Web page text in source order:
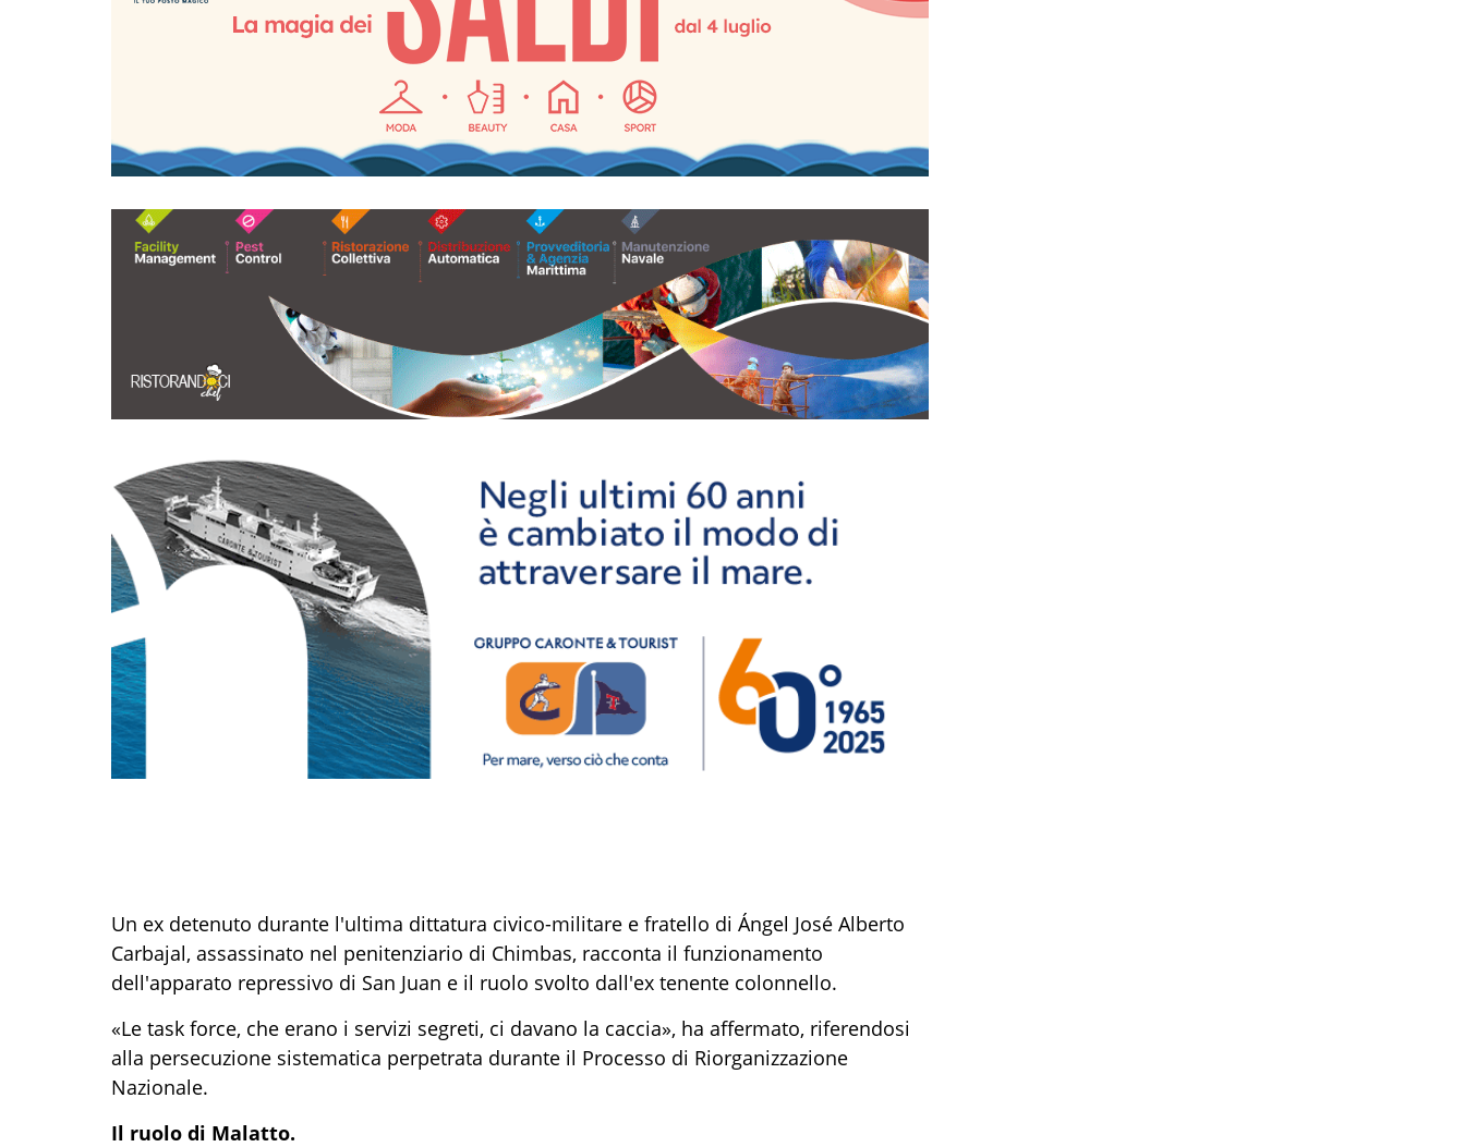
Un ex detenuto durante l'ultima dittatura civico-militare e fratello di Ángel José Alberto
Carbajal, assassinato nel penitenziario di Chimbas, racconta il funzionamento
dell'apparato repressivo di San Juan e il ruolo svolto dall'ex tenente colonnello.
«Le task force, che erano i servizi segreti, ci davano la caccia», ha affermato, riferendosi
alla persecuzione sistematica perpetrata durante il Processo di Riorganizzazione
Nazionale.
Il ruolo di Malatto.